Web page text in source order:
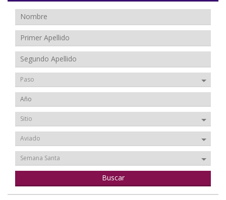
Paso
Sitio
Aviado
Semana Santa